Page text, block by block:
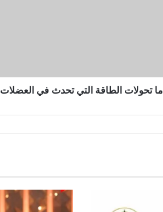
ما تحولات الطاقة التي تحدث في العضلات